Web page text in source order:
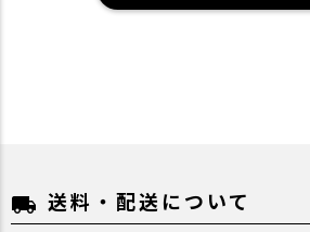
local_shipping 送料・配送について